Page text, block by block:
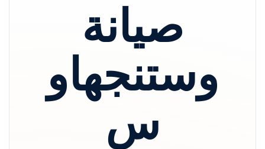
صيانة
وستنجهاو
س